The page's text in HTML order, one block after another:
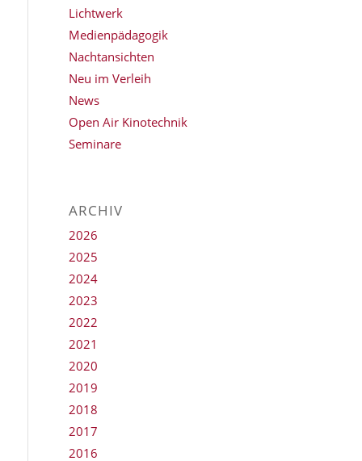
Lichtwerk
Medienpädagogik
Nachtansichten
Neu im Verleih
News
Open Air Kinotechnik
Seminare
ARCHIV
2026
2025
2024
2023
2022
2021
2020
2019
2018
2017
2016